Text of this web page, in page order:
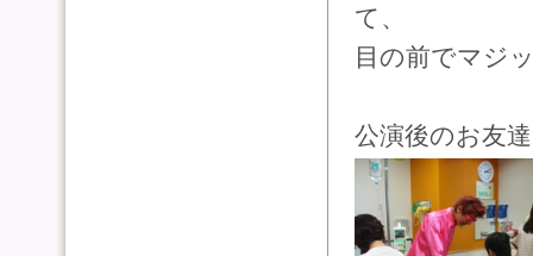
て、
目の前でマジ
公演後のお友